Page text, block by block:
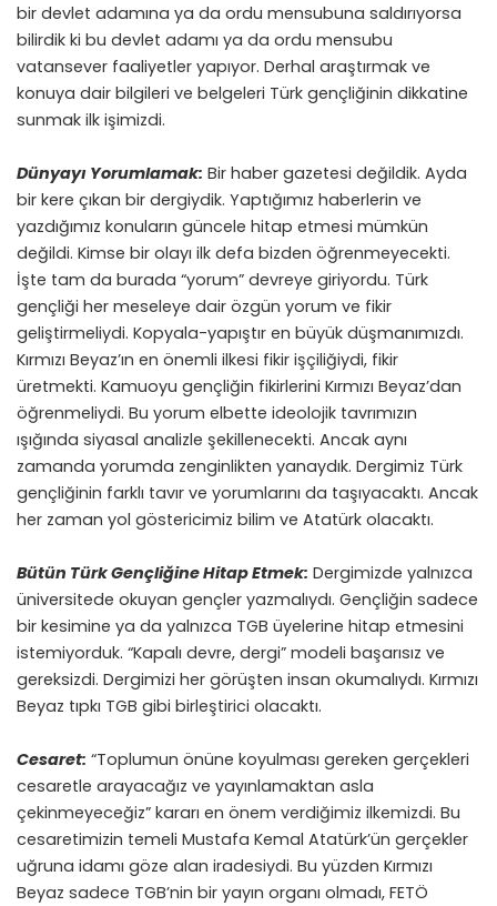
bir devlet adamına ya da ordu mensubuna saldırıyorsa
bilirdik ki bu devlet adamı ya da ordu mensubu
vatansever faaliyetler yapıyor. Derhal araştırmak ve
konuya dair bilgileri ve belgeleri Türk gençliğinin dikkatine
sunmak ilk işimizdi.
Dünyayı Yorumlamak: Bir haber gazetesi değildik. Ayda
bir kere çıkan bir dergiydik. Yaptığımız haberlerin ve
yazdığımız konuların güncele hitap etmesi mümkün
değildi. Kimse bir olayı ilk defa bizden öğrenmeyecekti.
İşte tam da burada “yorum” devreye giriyordu. Türk
gençliği her meseleye dair özgün yorum ve fikir
geliştirmeliydi. Kopyala-yapıştır en büyük düşmanımızdı.
Kırmızı Beyaz’ın en önemli ilkesi fikir işçiliğiydi, fikir
üretmekti. Kamuoyu gençliğin fikirlerini Kırmızı Beyaz’dan
öğrenmeliydi. Bu yorum elbette ideolojik tavrımızın
ışığında siyasal analizle şekillenecekti. Ancak aynı
zamanda yorumda zenginlikten yanaydık. Dergimiz Türk
gençliğinin farklı tavır ve yorumlarını da taşıyacaktı. Ancak
her zaman yol göstericimiz bilim ve Atatürk olacaktı.
Bütün Türk Gençliğine Hitap Etmek: Dergimizde yalnızca
üniversitede okuyan gençler yazmalıydı. Gençliğin sadece
bir kesimine ya da yalnızca TGB üyelerine hitap etmesini
istemiyorduk. “Kapalı devre, dergi” modeli başarısız ve
gereksizdi. Dergimizi her görüşten insan okumalıydı. Kırmızı
Beyaz tıpkı TGB gibi birleştirici olacaktı.
Cesaret: “Toplumun önüne koyulması gereken gerçekleri
cesaretle arayacağız ve yayınlamaktan asla
çekinmeyeceğiz” kararı en önem verdiğimiz ilkemizdi. Bu
cesaretimizin temeli Mustafa Kemal Atatürk’ün gerçekler
uğruna idamı göze alan iradesiydi. Bu yüzden Kırmızı
Beyaz sadece TGB’nin bir yayın organı olmadı, FETÖ